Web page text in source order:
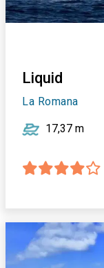
Liquid
La Romana
17,37 m